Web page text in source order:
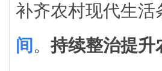
补齐农村现代生活
间 。持续整治提升